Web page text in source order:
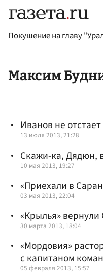
Покушение на главу
Максим
Иванов не
13 июля 2013, 21:28
Скажи-ка, Дядюн,
10 мая 2013, 19:27
«Приехали в
03 мая 2013, 22:04
«Крылья»
30 марта 2013, 18:04
«Мордовия»
с капитаном
05 февраля 2013, 15:57